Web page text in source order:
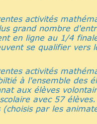
activités
grand nombre
en ligne au 1/4
se qualifier vers
activités
à l'ensemble des
aux élèves
avec 57
par les